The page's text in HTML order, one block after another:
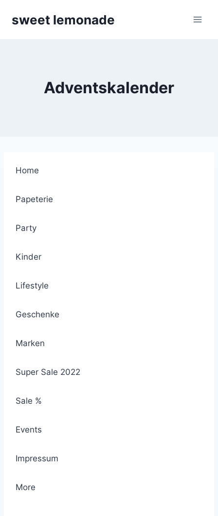
sweet lemonade
Adventskalender
Home
Papeterie
Party
Kinder
Lifestyle
Geschenke
Marken
Super Sale 2022
Sale %
Events
Impressum
More